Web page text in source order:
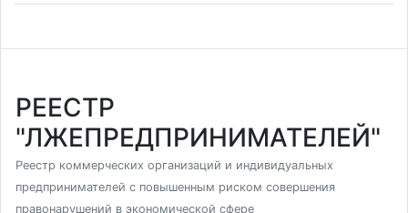
РЕЕСТР
"ЛЖЕПРЕДПРИНИМАТЕЛЕЙ"
Реестр коммерческих организаций и индивидуальных
предпринимателей с повышенным риском совершения
правонарушений в экономической сфере